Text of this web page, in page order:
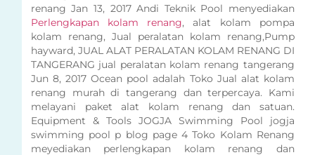
renang Jan 13, 2017 Andi Teknik Pool menyediakan
Perlengkapan kolam renang, alat kolam pompa
kolam renang, Jual peralatan kolam renang,Pump
hayward, JUAL ALAT PERALATAN KOLAM RENANG DI
TANGERANG jual peralatan kolam renang tangerang
Jun 8, 2017 Ocean pool adalah Toko Jual alat kolam
renang murah di tangerang dan terpercaya. Kami
melayani paket alat kolam renang dan satuan.
Equipment & Tools JOGJA Swimming Pool jogja
swimming pool p blog page 4 Toko Kolam Renang
meyediakan perlengkapan kolam renang dan